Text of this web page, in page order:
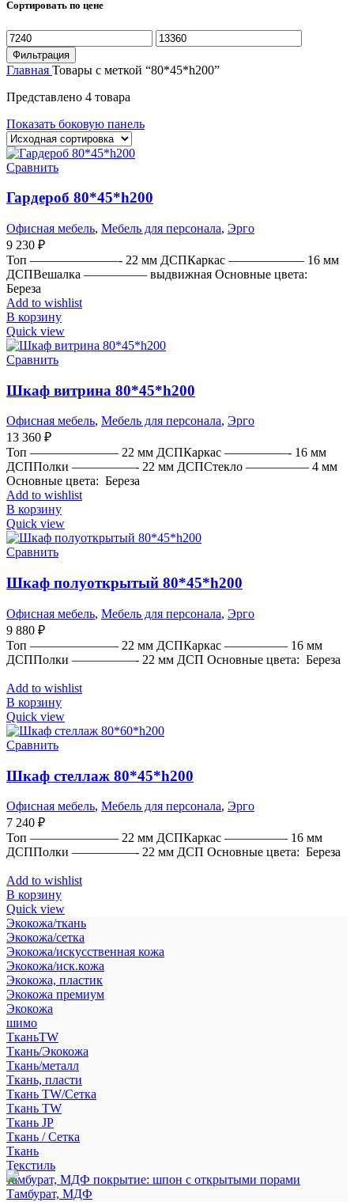
Сортировать по цене
Минимальная
цена
Максимальная
цена
Фильтрация
Главная Товары с меткой “80*45*h200”
Представлено 4 товара
Показать боковую панель
Сравнить
Гардероб 80*45*h200
Офисная мебель, Мебель для персонала, Эрго
9 230 ₽
Топ ———————- 22 мм ДСПКаркас —————— 16 мм
ДСПВешалка ————— выдвижная Основные цвета:
Береза
Add to wishlist
В корзину
Quick view
Сравнить
Шкаф витрина 80*45*h200
Офисная мебель, Мебель для персонала, Эрго
13 360 ₽
Топ ——————— 22 мм ДСПКаркас —————- 16 мм
ДСППолки —————- 22 мм ДСПСтекло ————— 4 мм
Основные цвета: Береза
Add to wishlist
В корзину
Quick view
Сравнить
Шкаф полуоткрытый 80*45*h200
Офисная мебель, Мебель для персонала, Эрго
9 880 ₽
Топ ——————— 22 мм ДСПКаркас ————— 16 мм
ДСППолки —————- 22 мм ДСП Основные цвета: Береза
Add to wishlist
В корзину
Quick view
Сравнить
Шкаф стеллаж 80*45*h200
Офисная мебель, Мебель для персонала, Эрго
7 240 ₽
Топ ——————— 22 мм ДСПКаркас ————— 16 мм
ДСППолки —————- 22 мм ДСП Основные цвета: Береза
Add to wishlist
В корзину
Quick view
Экокожа/ткань
Экокожа/сетка
Экокожа/искусственная кожа
Экокожа/иск.кожа
Экокожа, пластик
Экокожа премиум
Экокожа
шимо
ТканьTW
Ткань/Экокожа
Ткань/металл
Ткань, пласти
Ткань TW/Сетка
Ткань TW
Ткань JP
Ткань / Сетка
Ткань
Текстиль
тамбурат, МДФ покрытие: шпон с открытыми порами
Тамбурат, МДФ